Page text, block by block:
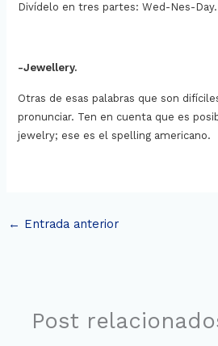
Divídelo en tres partes: Wed-Nes-Day.
-Jewellery.
Otras de esas palabras que son
pronunciar. Ten en cuenta que es
jewelry; ese es el spelling americano.
← Entrada anterior
Post